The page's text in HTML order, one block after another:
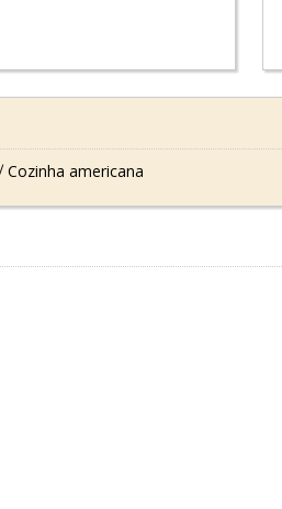
Cozinha americana